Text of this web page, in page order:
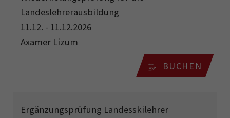
Landeslehrerausbildung
11.12. - 11.12.2026
Axamer Lizum
BUCHEN
Ergänzungsprüfung Landesskilehrer